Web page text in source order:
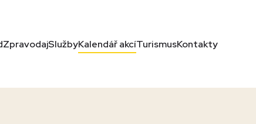
ZpravodajSlužbyKalendář akcíTurismusKontakty